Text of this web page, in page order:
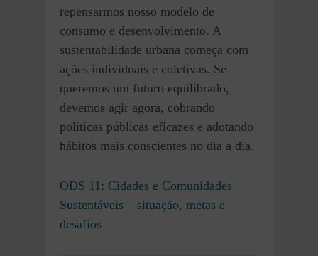
repensarmos nosso modelo de
consumo e desenvolvimento. A
sustentabilidade urbana começa com
ações individuais e coletivas. Se
queremos um futuro equilibrado,
devemos agir agora, cobrando
políticas públicas eficazes e adotando
hábitos mais conscientes no dia a dia.
ODS 11: Cidades e Comunidades
Sustentáveis – situação, metas e
desafios